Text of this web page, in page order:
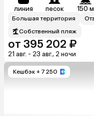
линия песок 150 м
Большая территория
Собственный пляж
от 395 202 ₽
21 авг. - 23 авг., 2 ночи
Кешбэк + 7 250